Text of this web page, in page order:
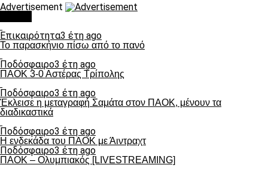
Advertisement
Επικαιρότητα3 έτη ago
Το παρασκήνιο πίσω από το πανό
Ποδόσφαιρο3 έτη ago
ΠΑΟΚ 3-0 Αστέρας Τρίπολης
Ποδόσφαιρο3 έτη ago
Έκλεισε η μεταγραφή Σαμάτα στον ΠΑΟΚ, μένουν τα
διαδικαστικά
Ποδόσφαιρο3 έτη ago
Η ενδεκάδα του ΠΑΟΚ με Άιντραχτ
Ποδόσφαιρο3 έτη ago
ΠΑΟΚ – Ολυμπιακός [LIVESTREAMING]